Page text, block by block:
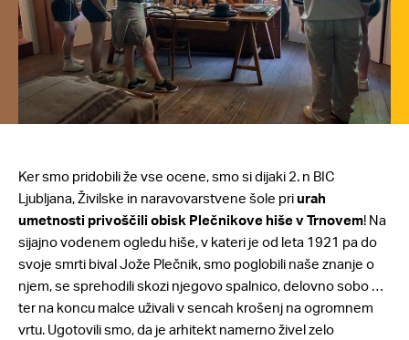
Ker smo pridobili že vse ocene, smo si dijaki 2. n BIC
Ljubljana, Živilske in naravovarstvene šole priurah
umetnosti privoščili obisk Plečnikove hiše v Trnovem! Na
sijajno vodenem ogledu hiše, v kateri je od leta 1921 pa do
svoje smrti bival Jože Plečnik, smo poglobili naše znanje o
njem, se sprehodili skozi njegovo spalnico, delovno sobo …
ter na koncu malce uživali v sencah krošenj na ogromnem
vrtu. Ugotovili smo, da je arhitekt namerno živel zelo